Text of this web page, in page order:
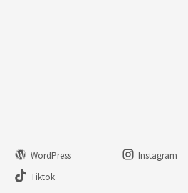
WordPress
Instagram
Tiktok